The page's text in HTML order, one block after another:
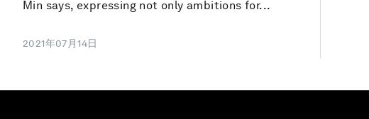
Min says, expressing not only ambitions for...
2021年07月14日